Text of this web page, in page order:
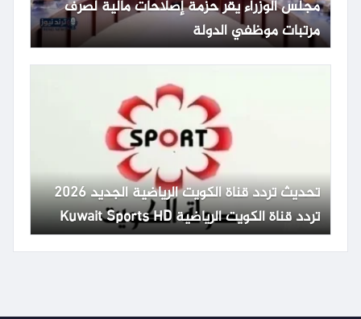
مجلس الوزراء يقر حزمة إصلاحات مالية لصرف
مرتبات موظفي الدولة
تحديث تردد قناة الكويت الرياضية الجديد 2026
تردد قناة الكويت الرياضية Kuwait Sports HD
65